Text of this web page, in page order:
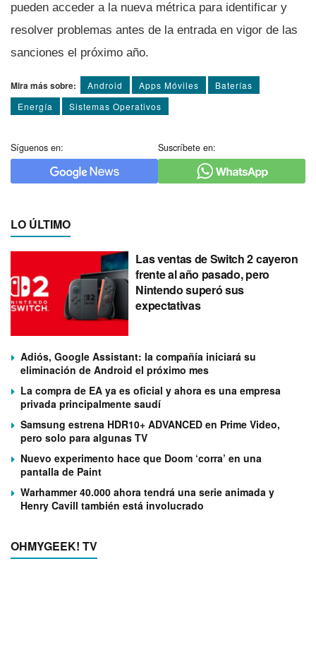
pueden acceder a la nueva métrica para identificar y
resolver problemas antes de la entrada en vigor de las
sanciones el próximo año.
Mira más sobre: Android Apps Móviles
Baterí­as
Energí­a
Sistemas Operativos
Síguenos en: Suscríbete en:
LO ÚLTIMO
Las ventas de Switch 2 cayeron
frente al año pasado, pero
Nintendo superó sus
expectativas
Adiós, Google Assistant: la compañía iniciará su
eliminación de Android el próximo mes
La compra de EA ya es oficial y ahora es una empresa
privada principalmente saudí
Samsung estrena HDR10+ ADVANCED en Prime Video,
pero solo para algunas TV
Nuevo experimento hace que Doom ‘corra’ en una
pantalla de Paint
Warhammer 40.000 ahora tendrá una serie animada y
Henry Cavill también está involucrado
OHMYGEEK! TV